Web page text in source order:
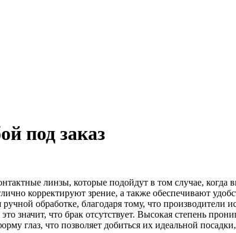
под заказ
линзы, которые подойдут в том случае, когда
корректируют зрение, а также обеспечивают
обработке, благодаря тому, что
значит, что брак отсутствует. Высокая степень
глаз, что позволяет добиться их идеальной